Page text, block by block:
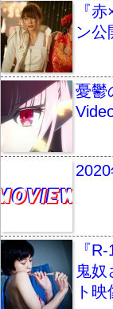
『
ン公
憂鬱
『
鬼奴
ト映